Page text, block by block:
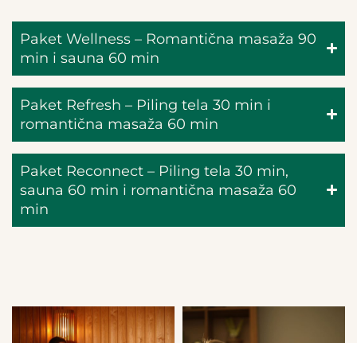
Paket Wellness – Romantična masaža 90
min i sauna 60 min
Paket Refresh – Piling tela 30 min i
romantična masaža 60 min
Paket Reconnect – Piling tela 30 min,
sauna 60 min i romantična masaža 60
min